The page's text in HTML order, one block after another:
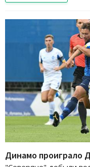
Динамо проиграло